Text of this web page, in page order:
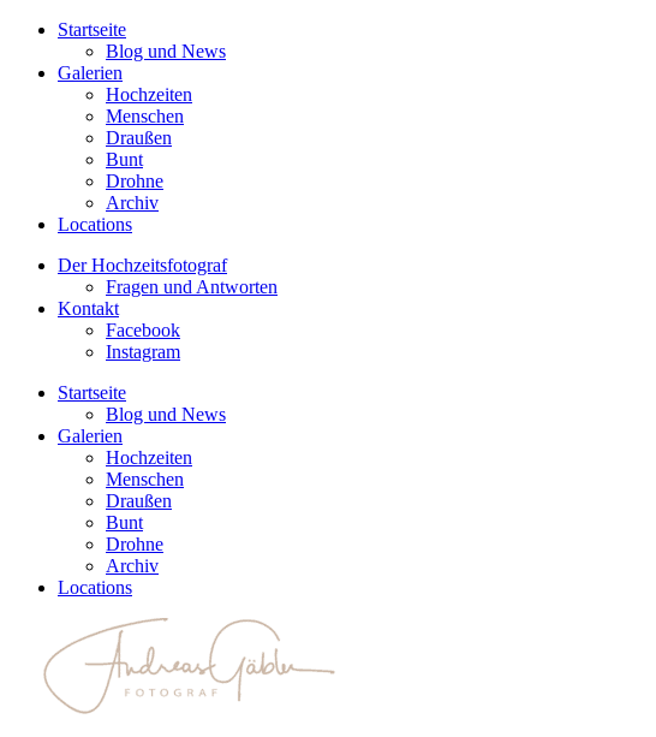
Startseite
Blog und News
Galerien
Hochzeiten
Menschen
Draußen
Bunt
Drohne
Archiv
Locations
Der Hochzeitsfotograf
Fragen und Antworten
Kontakt
Facebook
Instagram
Startseite
Blog und News
Galerien
Hochzeiten
Menschen
Draußen
Bunt
Drohne
Archiv
Locations